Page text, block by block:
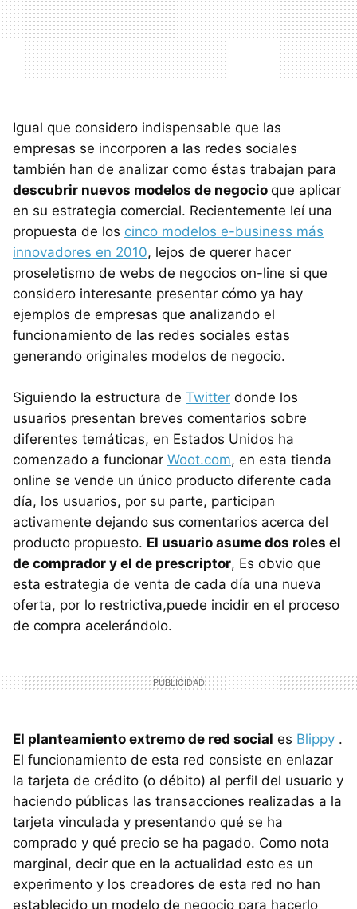
Igual que considero indispensable que las
empresas se incorporen a las redes sociales
también han de analizar como éstas trabajan para
descubrir nuevos modelos de negocio que aplicar
en su estrategia comercial. Recientemente leí una
propuesta de los cinco modelos e-business más
innovadores en 2010, lejos de querer hacer
proseletismo de webs de negocios on-line si que
considero interesante presentar cómo ya hay
ejemplos de empresas que analizando el
funcionamiento de las redes sociales estas
generando originales modelos de negocio.
Siguiendo la estructura de Twitter donde los
usuarios presentan breves comentarios sobre
diferentes temáticas, en Estados Unidos ha
comenzado a funcionar Woot.com, en esta tienda
online se vende un único producto diferente cada
día, los usuarios, por su parte, participan
activamente dejando sus comentarios acerca del
producto propuesto. El usuario asume dos roles el
de comprador y el de prescriptor, Es obvio que
esta estrategia de venta de cada día una nueva
oferta, por lo restrictiva,puede incidir en el proceso
de compra acelerándolo.
El planteamiento extremo de red social es Blippy .
El funcionamiento de esta red consiste en enlazar
la tarjeta de crédito (o débito) al perfil del usuario y
haciendo públicas las transacciones realizadas a la
tarjeta vinculada y presentando qué se ha
comprado y qué precio se ha pagado. Como nota
marginal, decir que en la actualidad esto es un
experimento y los creadores de esta red no han
establecido un modelo de negocio para hacerlo